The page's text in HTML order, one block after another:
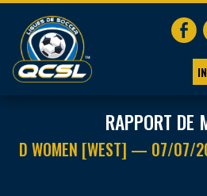
RAPPORT DE
D WOMEN [WEST] — 07/